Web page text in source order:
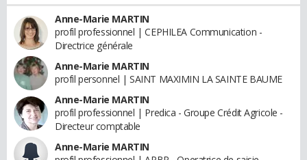
Anne-Marie MARTIN
profil professionnel | CEPHILEA Communication -
Directrice générale
Anne-Marie MARTIN
profil personnel | SAINT MAXIMIN LA SAINTE BAUME
Anne-Marie MARTIN
profil professionnel | Predica - Groupe Crédit Agricole -
Directeur comptable
Anne-Marie MARTIN